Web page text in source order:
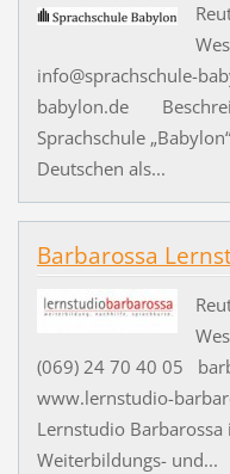
info@sprachschule-
babylon.de
Sprachschule
Deutschen als...
Barbarossa
(069) 24 70 40 05
www.lernstudio-
Lernstudio
Weiterbildungs- und...